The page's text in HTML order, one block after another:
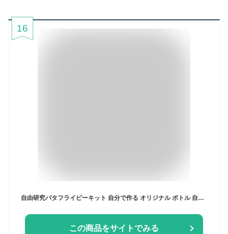
16
自由研究バタフライピーキット 自分で作る オリジナル ボトル 自由研究 自由研究おたすけキット 夏休み 工作キット 小学生 高学年 中学年 男の子 女の子 理科 おもしろ実験 簡単
この商品をサイトでみる